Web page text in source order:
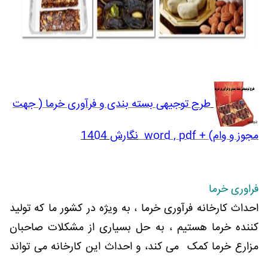
طرح توجیهی بسته بندی و فرآوری خرما ( جهت
مجوز و وام) + word , pdf
نگارش 1404
فراوری خرما
احداث کارخانه فرآوری خرما ، به ویژه در کشور ما که تولید
کننده خرما هستیم ، به حل بسیاری از مشکلات صاحبان
مزارع خرما کمک می کند، و احداث این کارخانه می تواند